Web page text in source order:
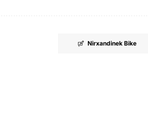
Nirxandinek Bike